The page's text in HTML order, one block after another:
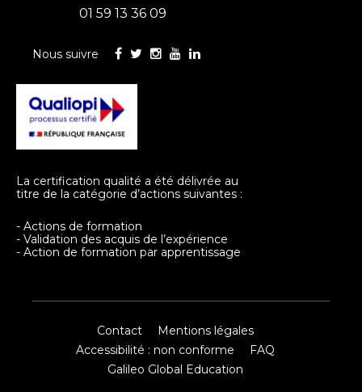
01 59 13 36 09
Nous suivre
La certification qualité a été délivrée au
titre de la catégorie d’actions suivantes :
- Actions de formation
- Validation des acquis de l’expérience
- Action de formation par apprentissage
Contact
Mentions légales
Accessibilité : non conforme
FAQ
Galileo Global Education